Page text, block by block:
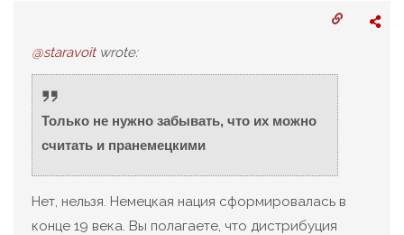
@staravoitwrote:
Только не нужно забывать, что их можно
считать и пранемецкими
Нет, нельзя. Немецкая нация сформировалась в
конце 19 века. Вы полагаете, что дистрибуция